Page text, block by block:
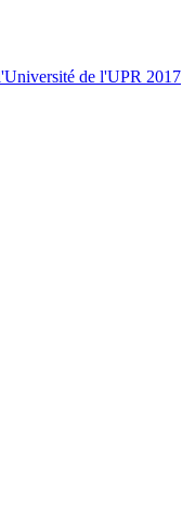
de l'UPR 2017